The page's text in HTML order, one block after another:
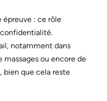
épreuve : ce rôle
notamment dans
massages ou encore de
bien que cela reste